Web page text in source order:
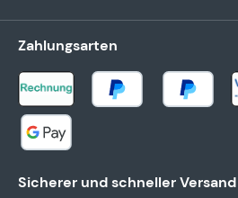
Zahlungsarten
Sicherer und schneller Versand